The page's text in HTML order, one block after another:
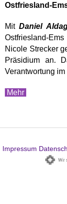
Ostfriesland-
MitDaniel
Ostfriesland-
Nicole Strecker
Präsidium an.
Verantwortung
Mehr
Impressum